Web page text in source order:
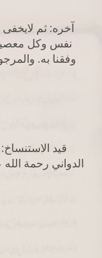
آخره: ثم لايخفى
نفس وكل
وفقنا به.
قيد
الدواني رحمة